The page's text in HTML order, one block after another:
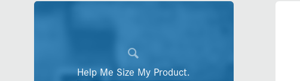
Help Me Size My Product.